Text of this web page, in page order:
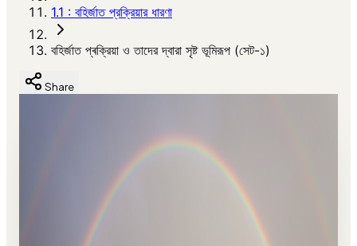
1.1 : বহির্জাত প্রক্রিয়ার ধারণা
বহির্জাত প্ৰক্রিয়া ও তাদের দ্বারা সৃষ্ট ভূমিরূপ (সেট-১)
Share